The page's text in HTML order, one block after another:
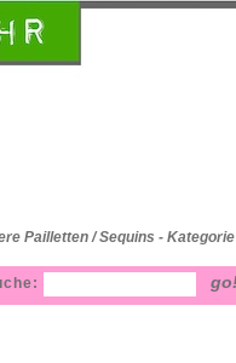
Pailletten / Sequins - Kategorie